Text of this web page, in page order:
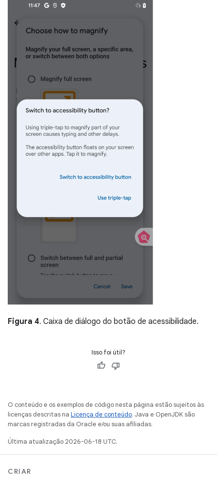
Figura 4. Caixa de diálogo do botão de acessibilidade.
Isso foi útil?
O conteúdo e os exemplos de código nesta página estão sujeitos às
licenças descritas na Licença de conteúdo. Java e OpenJDK são
marcas registradas da Oracle e/ou suas afiliadas.
Última atualização 2026-06-18 UTC.
CRIAR